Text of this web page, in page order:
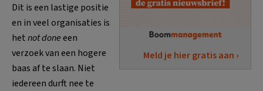
Meld je hier gratis aan ›
Dit is een lastige positie
en in veel organisaties is
hetnot doneeen
verzoek van een hogere
baas af te slaan. Niet
iedereen durft nee te